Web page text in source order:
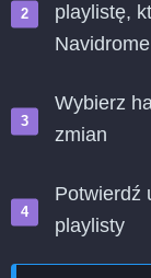
playlistę,
Navidrome
Wybierz
zmian
Potwierdź
playlisty